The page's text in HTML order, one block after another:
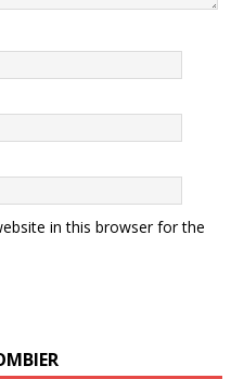
in this browser for the